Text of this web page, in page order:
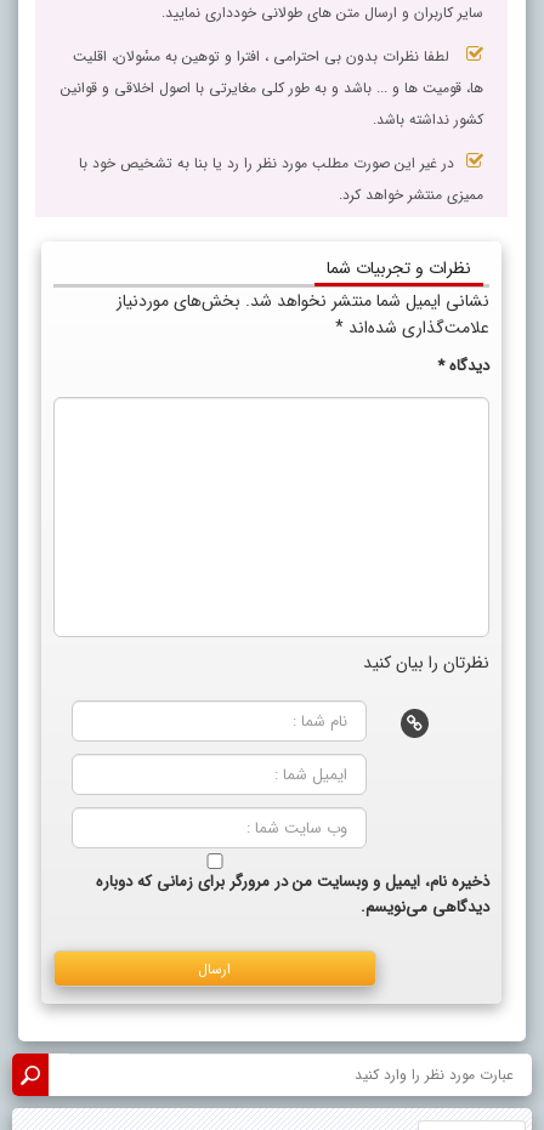
سایر کاربران و ارسال متن های طولانی خودداری نمایید.
لطفا نظرات بدون بی احترامی ، افترا و توهین به مسٔولان، اقلیت
ها، قومیت ها و ... باشد و به طور کلی مغایرتی با اصول اخلاقی و قوانین
کشور نداشته باشد.
در غیر این صورت مطلب مورد نظر را رد یا بنا به تشخیص خود با
ممیزی منتشر خواهد کرد.
نظرات و تجربیات شما
نشانی ایمیل شما منتشر نخواهد شد. بخش‌های موردنیاز
علامت‌گذاری شده‌اند *
دیدگاه*
نظرتان را بیان کنید
ذخیره نام، ایمیل و وبسایت من در مرورگر برای زمانی که دوباره
دیدگاهی می‌نویسم.